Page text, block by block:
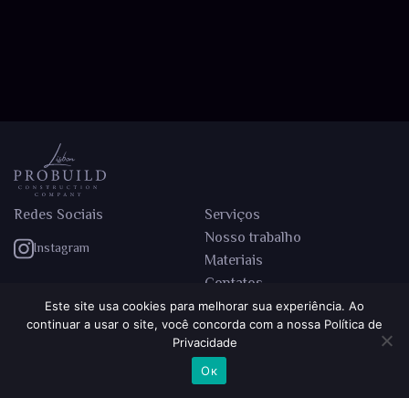
Redes Sociais
Instagram
Serviços
Nosso trabalho
Materiais
Contatos
Política de Privacidade
Termos de Uso
© Probuild Lisbon Construction company 2024 – Todos os direitos
reservados © Designed and Developed by Synergy Solutions
Este site usa cookies para melhorar sua experiência. Ao
continuar a usar o site, você concorda com a nossa Política de
Privacidade
Ок